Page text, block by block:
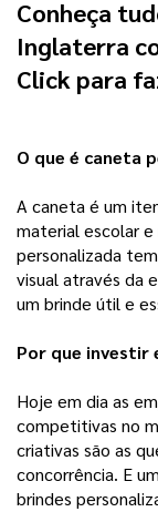
Conheça
Inglaterra
Click para
O que é caneta
A caneta é um
material escolar
personalizada
visual através da
um brinde útil e
Por que investir
Hoje em dia as
competitivas no
criativas são as
concorrência. E
brindes